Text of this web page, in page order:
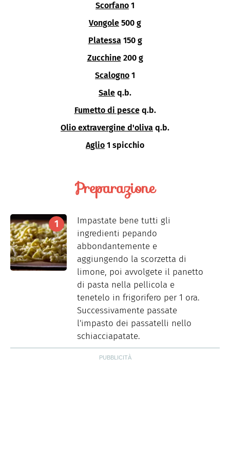
Scorfano 1
Vongole 500 g
Platessa 150 g
Zucchine 200 g
Scalogno 1
Sale q.b.
Fumetto di pesce q.b.
Olio extravergine d'oliva q.b.
Aglio 1 spicchio
Preparazione
Impastate bene tutti gli
ingredienti pepando
abbondantemente e
aggiungendo la scorzetta di
limone, poi avvolgete il panetto
di pasta nella pellicola e
tenetelo in frigorifero per 1 ora.
Successivamente passate
l'impasto dei passatelli nello
schiacciapatate.